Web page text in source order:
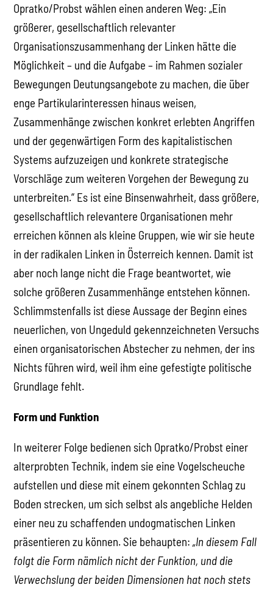
Opratko/Probst wählen einen anderen Weg: „Ein
größerer, gesellschaftlich relevanter
Organisationszusammenhang der Linken hätte die
Möglichkeit – und die Aufgabe – im Rahmen sozialer
Bewegungen Deutungsangebote zu machen, die über
enge Partikularinteressen hinaus weisen,
Zusammenhänge zwischen konkret erlebten Angriffen
und der gegenwärtigen Form des kapitalistischen
Systems aufzuzeigen und konkrete strategische
Vorschläge zum weiteren Vorgehen der Bewegung zu
unterbreiten.“ Es ist eine Binsenwahrheit, dass größere,
gesellschaftlich relevantere Organisationen mehr
erreichen können als kleine Gruppen, wie wir sie heute
in der radikalen Linken in Österreich kennen. Damit ist
aber noch lange nicht die Frage beantwortet, wie
solche größeren Zusammenhänge entstehen können.
Schlimmstenfalls ist diese Aussage der Beginn eines
neuerlichen, von Ungeduld gekennzeichneten Versuchs
einen organisatorischen Abstecher zu nehmen, der ins
Nichts führen wird, weil ihm eine gefestigte politische
Grundlage fehlt.
Form und Funktion
In weiterer Folge bedienen sich Opratko/Probst einer
alterprobten Technik, indem sie eine Vogelscheuche
aufstellen und diese mit einem gekonnten Schlag zu
Boden strecken, um sich selbst als angebliche Helden
einer neu zu schaffenden undogmatischen Linken
präsentieren zu können. Sie behaupten:„In diesem Fall
folgt die Form nämlich nicht der Funktion, und die
Verwechslung der beiden Dimensionen hat noch stets